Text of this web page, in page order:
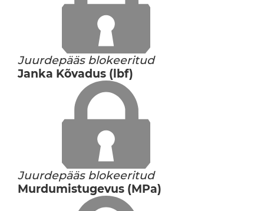
Juurdepääs blokeeritud
Janka Kõvadus (lbf)
Juurdepääs blokeeritud
Murdumistugevus (MPa)